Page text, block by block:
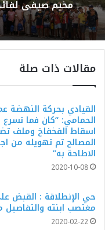
مخيم صيفي
مقالات ذات صلة
القيادي بحركة النهضة
الحمامي: “كان فما
اسقاط الفخفاخ وملف
المصالح تم تهويله من
الاطاحة به”
2020-10-08
حي الإنطلاقة : القبض
مغتصب ابنته والتفاصيل
2020-02-22